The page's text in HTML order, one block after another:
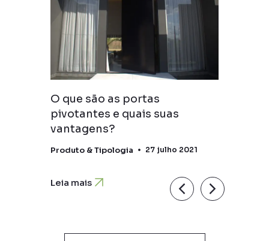
O que são as portas
pivotantes e quais suas
vantagens?
Produto & Tipologia 27 julho 2021
Leia mais